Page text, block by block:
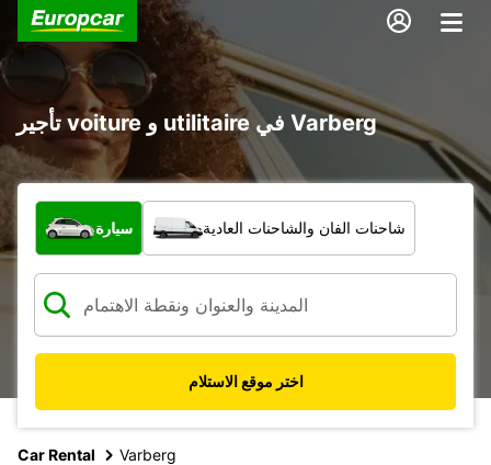
تأجير voiture و utilitaire في Varberg
ما نوع المركبة؟
سيارة شاحنات الفان والشاحنات العادية
اختر موقع الاستلام
Car Rental Varberg